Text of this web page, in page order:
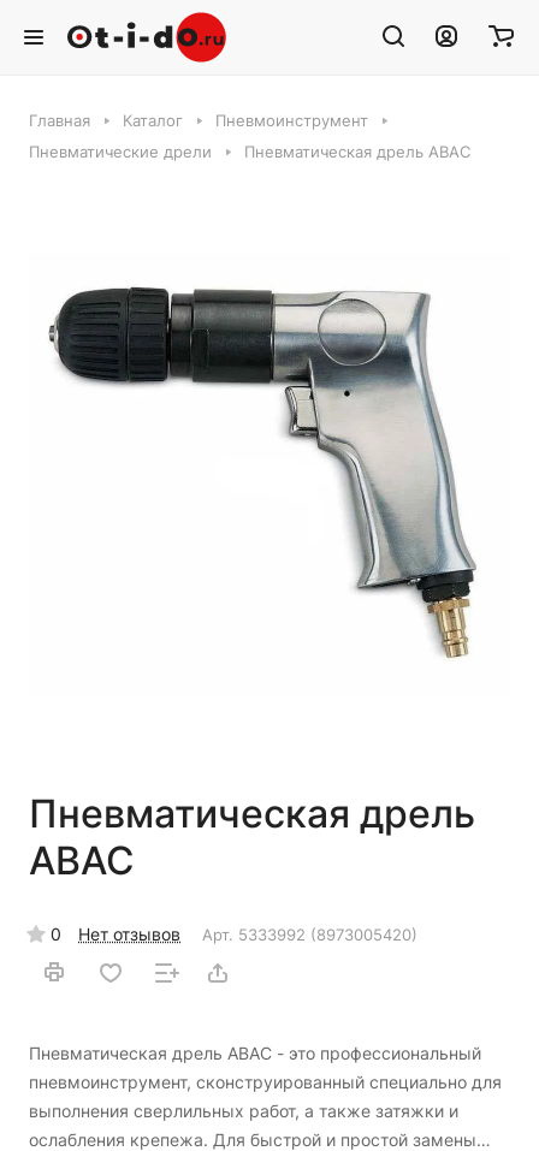
Главная Каталог
Пневмоинструмент
Пневматические дрели
Пневматическая дрель ABAC
Пневматическая дрель
ABAC
0 Нет отзывов Арт. 5333992 (8973005420)
Пневматическая дрель ABAC - это профессиональный
пневмоинструмент, сконструированный специально для
выполнения сверлильных работ, а также затяжки и
ослабления крепежа. Для быстрой и простой замены